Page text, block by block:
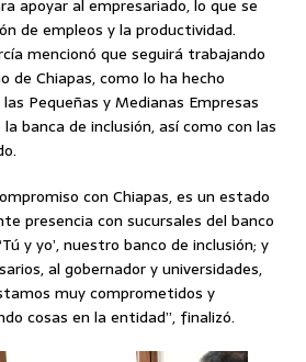
apoyar al empresariado, lo que se
de empleos y la productividad.
mencionó que seguirá trabajando
de Chiapas, como lo ha hecho
Pequeñas y Medianas Empresas
banca de inclusión, así como con las
con Chiapas, es un estado
presencia con sucursales del banco
y yo’, nuestro banco de inclusión; y
al gobernador y universidades,
muy comprometidos y
cosas en la entidad”, finalizó.